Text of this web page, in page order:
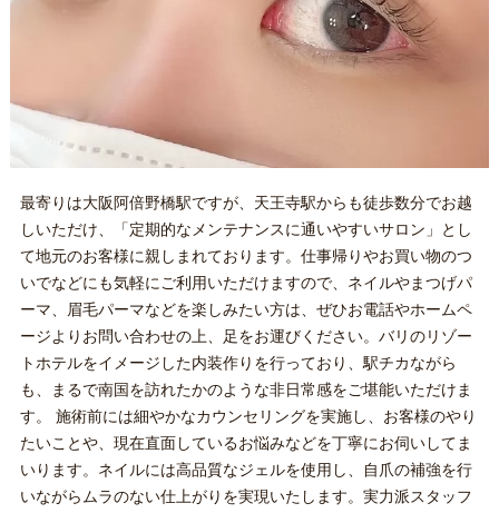
最寄りは大阪阿倍野橋駅ですが、天王寺駅からも徒歩数分でお越
しいただけ、「定期的なメンテナンスに通いやすいサロン」とし
て地元のお客様に親しまれております。仕事帰りやお買い物のつ
いでなどにも気軽にご利用いただけますので、ネイルやまつげパ
ーマ、眉毛パーマなどを楽しみたい方は、ぜひお電話やホームペ
ージよりお問い合わせの上、足をお運びください。バリのリゾー
トホテルをイメージした内装作りを行っており、駅チカながら
も、まるで南国を訪れたかのような非日常感をご堪能いただけま
す。 施術前には細やかなカウンセリングを実施し、お客様のやり
たいことや、現在直面しているお悩みなどを丁寧にお伺いしてま
いります。ネイルには高品質なジェルを使用し、自爪の補強を行
いながらムラのない仕上がりを実現いたします。実力派スタッフ